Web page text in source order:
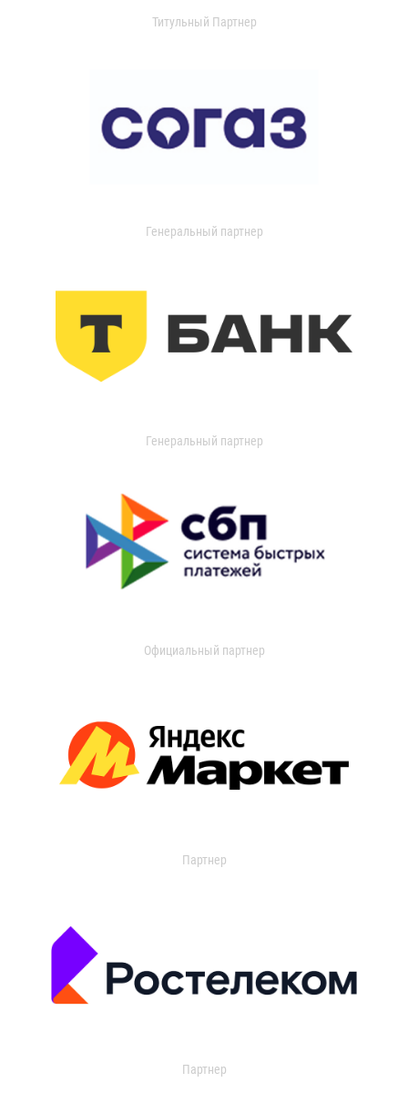
Титульный Партнер
Генеральный партнер
Генеральный партнер
Официальный партнер
Партнер
Партнер